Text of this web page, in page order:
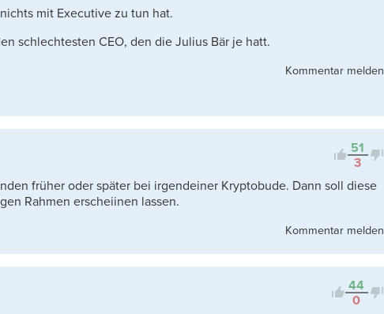
mit Executive zu tun hat.
schlechtesten CEO, den die Julius Bär je hatt.
Kommentar melden
51
3
früher oder später bei irgendeiner Kryptobude. Dann soll diese
Rahmen erscheiinen lassen.
Kommentar melden
44
0